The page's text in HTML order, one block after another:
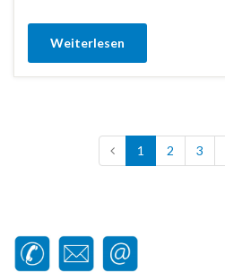
Weiterlesen
1 2 3